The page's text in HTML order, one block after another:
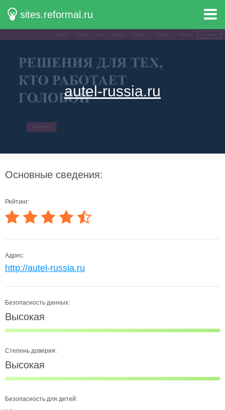
sites.reformal.ru
autel-russia.ru
Основные сведения:
Рейтинг:
Адрес:
http://autel-russia.ru
Безопасность данных:
Высокая
Степень доверия:
Высокая
Безопасность для детей: